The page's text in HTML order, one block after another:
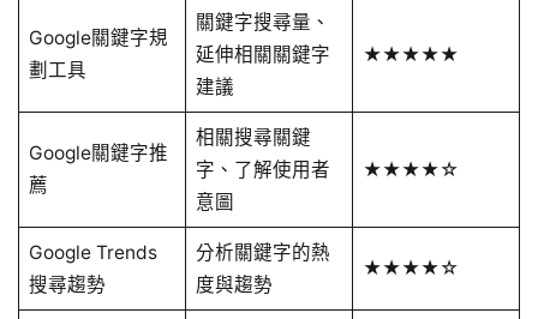
Google關鍵字規
劃工具
關鍵字搜尋量、
延伸相關關鍵字
建議
★★★★★
Google關鍵字推
薦
相關搜尋關鍵
字、了解使用者
意圖
★★★★☆
Google Trends
搜尋趨勢
分析關鍵字的熱
度與趨勢
★★★★☆